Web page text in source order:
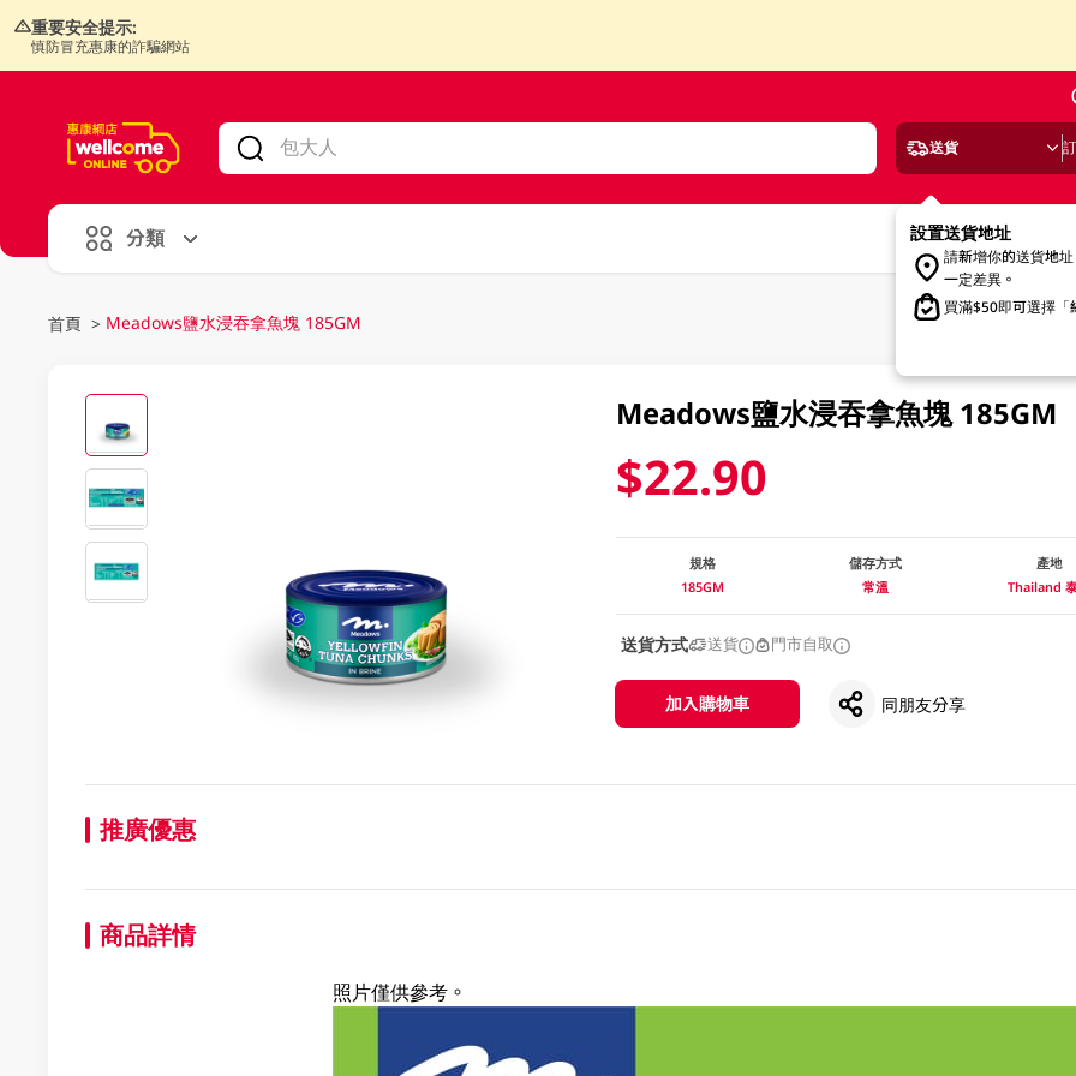
重要安全提示:
慎防冒充惠康的詐騙網站
送貨
設置送貨地址
請新增你的送貨地
一定差異。
買滿$50即可選擇「
分類
首頁 > Meadows鹽水浸吞拿魚塊 185GM
Meadows鹽水浸吞拿魚塊 185GM
$22.90
規格
185GM
儲存方式
常溫
產地
Thailand
送貨方式 送貨 門市自取
加入購物車 同朋友分享
推廣優惠
商品詳情
照片僅供參考。